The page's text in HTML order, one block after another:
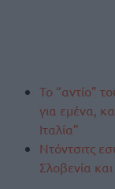
Το “αντίο”
για εμένα,
Ιταλία”
Ντόντσιτς
Σλοβενία